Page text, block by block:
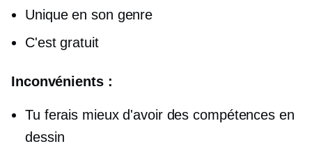
Unique en son genre
C'est gratuit
Inconvénients :
Tu ferais mieux d'avoir des compétences en
dessin